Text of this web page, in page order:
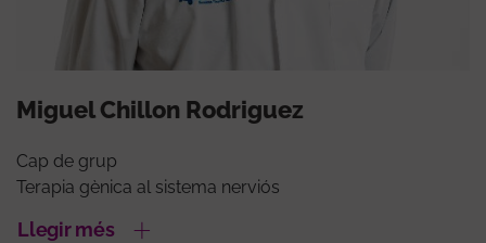
Miguel Chillon Rodriguez
Cap de grup
Terapia gènica al sistema nerviós
Llegir més